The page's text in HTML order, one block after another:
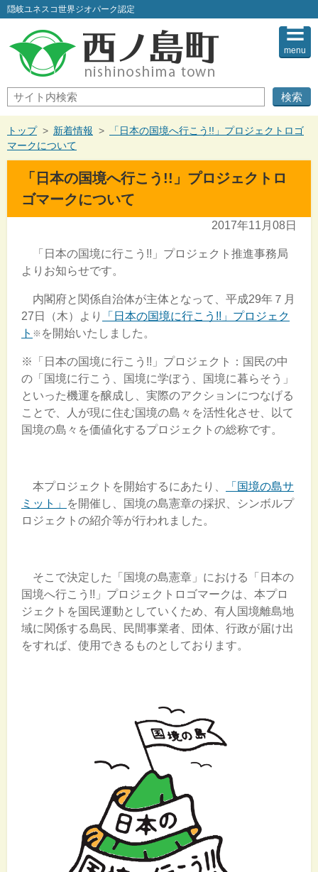
このページの本文へ
隠岐ユネスコ世界ジオパーク認定
サ
イ
ト
内
検
索
menu
現
在
の
トップ > 新着情報 >
「日本の国境へ行こう!!」プロジェクトロゴ
マークについて
「日本の国境へ行こう!!」プロジェクトロ
ゴマークについて
2017年11月08日
「日本の国境に行こう !! 」プロジェクト推進事務局
よりお知らせです。
内閣府と関係自治体が主体となって、平成29年７月
27日（木）より
「日本の国境に行こう!!」プロジェク
ト ※ を開始いたしました。
※「日本の国境に行こう!!」プロジェクト：国民の中
の「国境に行こう、国境に学ぼう、国境に暮らそう」
といった機運を醸成し、実際のアクションにつなげる
ことで、人が現に住む国境の島々を活性化させ、以て
国境の島々を価値化するプロジェクトの総称です。
本プロジェクトを開始するにあたり、
「国境の島サ
ミット」
を開催し、国境の島憲章の採択、シンボルプ
ロジェクトの紹介等が行われました。
そこで決定した「国境の島憲章」における「日本の
国境へ行こう!!」プロジェクトロゴマークは、本プロ
ジェクトを国民運動としていくため、有人国境離島地
域に関係する島民、民間事業者、団体、行政が届け出
をすれば、使用できるものとしております。